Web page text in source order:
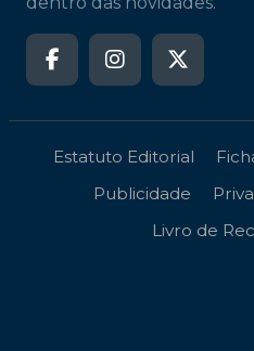
Estatuto Editorial
Publicidade
Livro de